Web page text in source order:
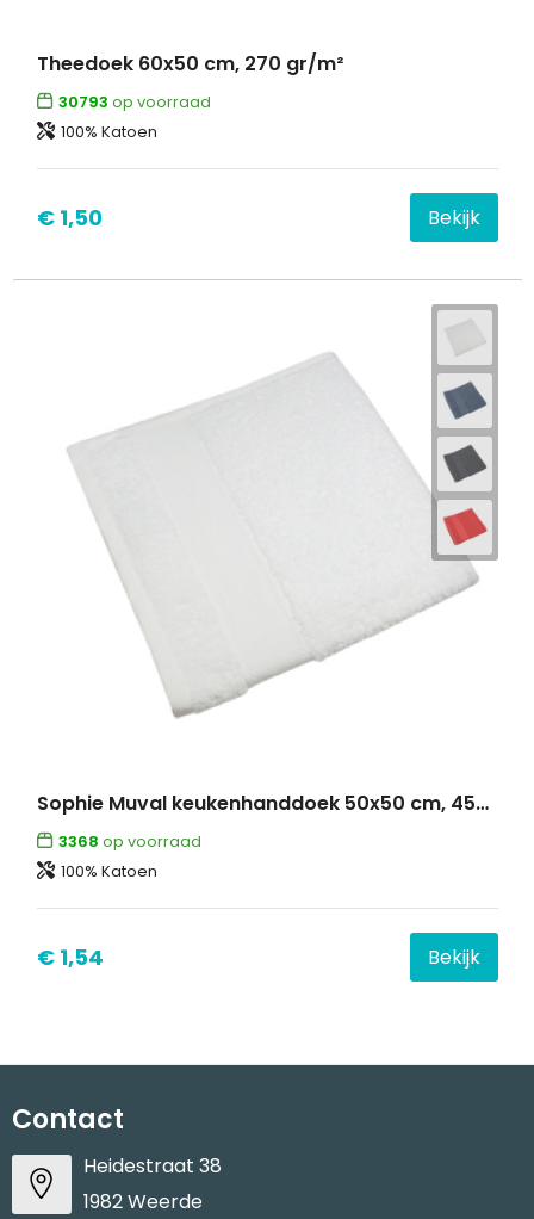
Theedoek 60x50 cm, 270 gr/m²
30793 op voorraad
100% Katoen
€ 1,50 Bekijk
Sophie Muval keukenhanddoek 50x50 cm, 450 gr/m²
3368 op voorraad
100% Katoen
€ 1,54 Bekijk
Contact
Heidestraat 38
1982 Weerde